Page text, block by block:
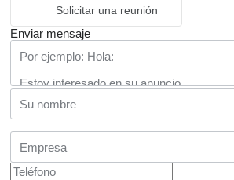
Solicitar una reunión
Enviar mensaje